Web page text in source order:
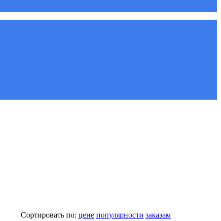
Сортировать по: цене популярности заказам